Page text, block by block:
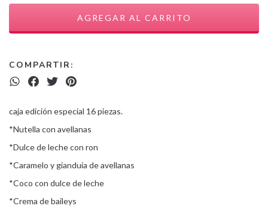
COMPARTIR:
caja edición especial 16 piezas.
*Nutella con avellanas
*Dulce de leche con ron
*Caramelo y gianduia de avellanas
*Coco con dulce de leche
*Crema de baileys